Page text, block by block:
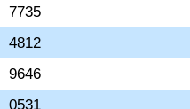
7735
4812
9646
0531